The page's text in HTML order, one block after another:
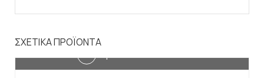
ΣΧΕΤΙΚΆ ΠΡΟΪΌΝΤΑ